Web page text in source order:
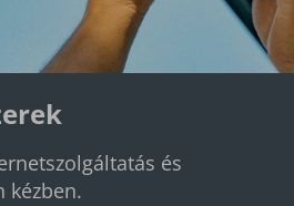
és
kézben.